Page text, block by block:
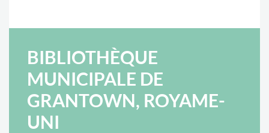
BIBLIOTHÈQUE
MUNICIPALE DE
GRANTOWN, ROYAME-
UNI